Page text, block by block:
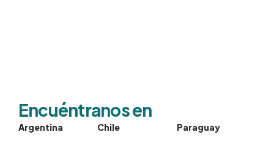
Encuéntranos en
Argentina Chile Paraguay